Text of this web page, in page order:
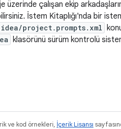
üzerinde çalışan ekip
İstem Kitaplığı'nda bir
project.prompts.xml
klasörünü sürüm kontrolü
ve kod örnekleri, İçerik Lisansı